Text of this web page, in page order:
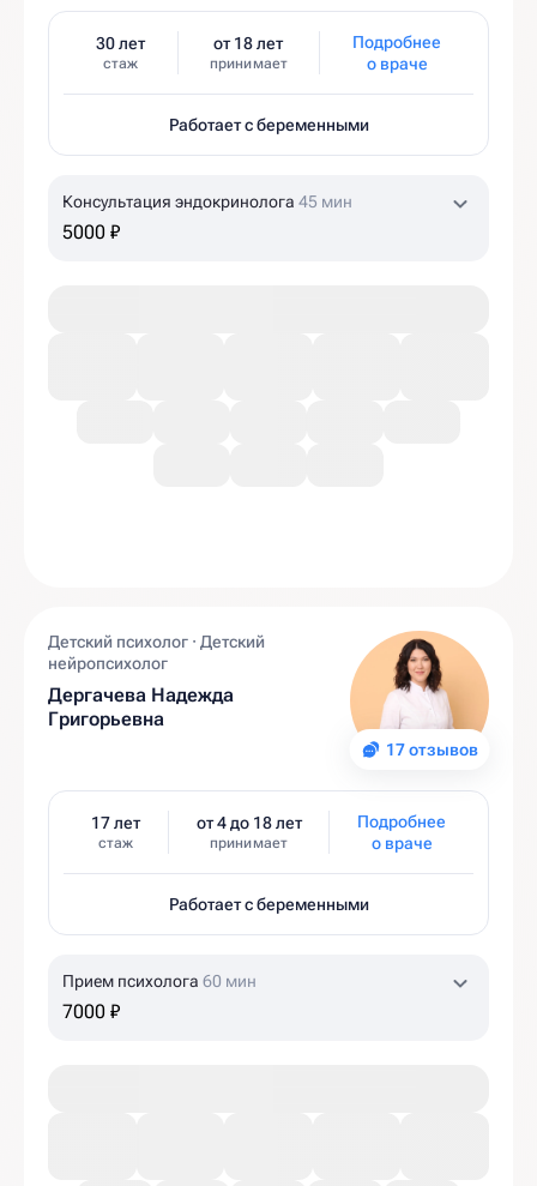
30 лет
стаж
от 18 лет
принимает
Подробнее
о враче
Работает с беременными
Консультация эндокринолога 45 мин
5000 ₽
17 отзывов
Детский психолог · Детский
нейропсихолог
Дергачева Надежда
Григорьевна
17 лет
стаж
от 4 до 18 лет
принимает
Подробнее
о враче
Работает с беременными
Прием психолога 60 мин
7000 ₽